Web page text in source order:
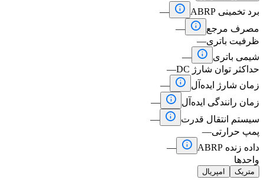
برد تخمینی ABRP 
—
مصرف مرجع 
—
ظرفیت باتری—
شیمی باتری 
—
حداکثر توان شارژ DC
—
زمان شارژ ایده‌آل 
—
زمان رانندگی ایده‌آل 
—
سیستم انتقال قدرت 
—
پمپ حرارتی—
داده زنده ABRP

—
واحدها
متریک امپریال